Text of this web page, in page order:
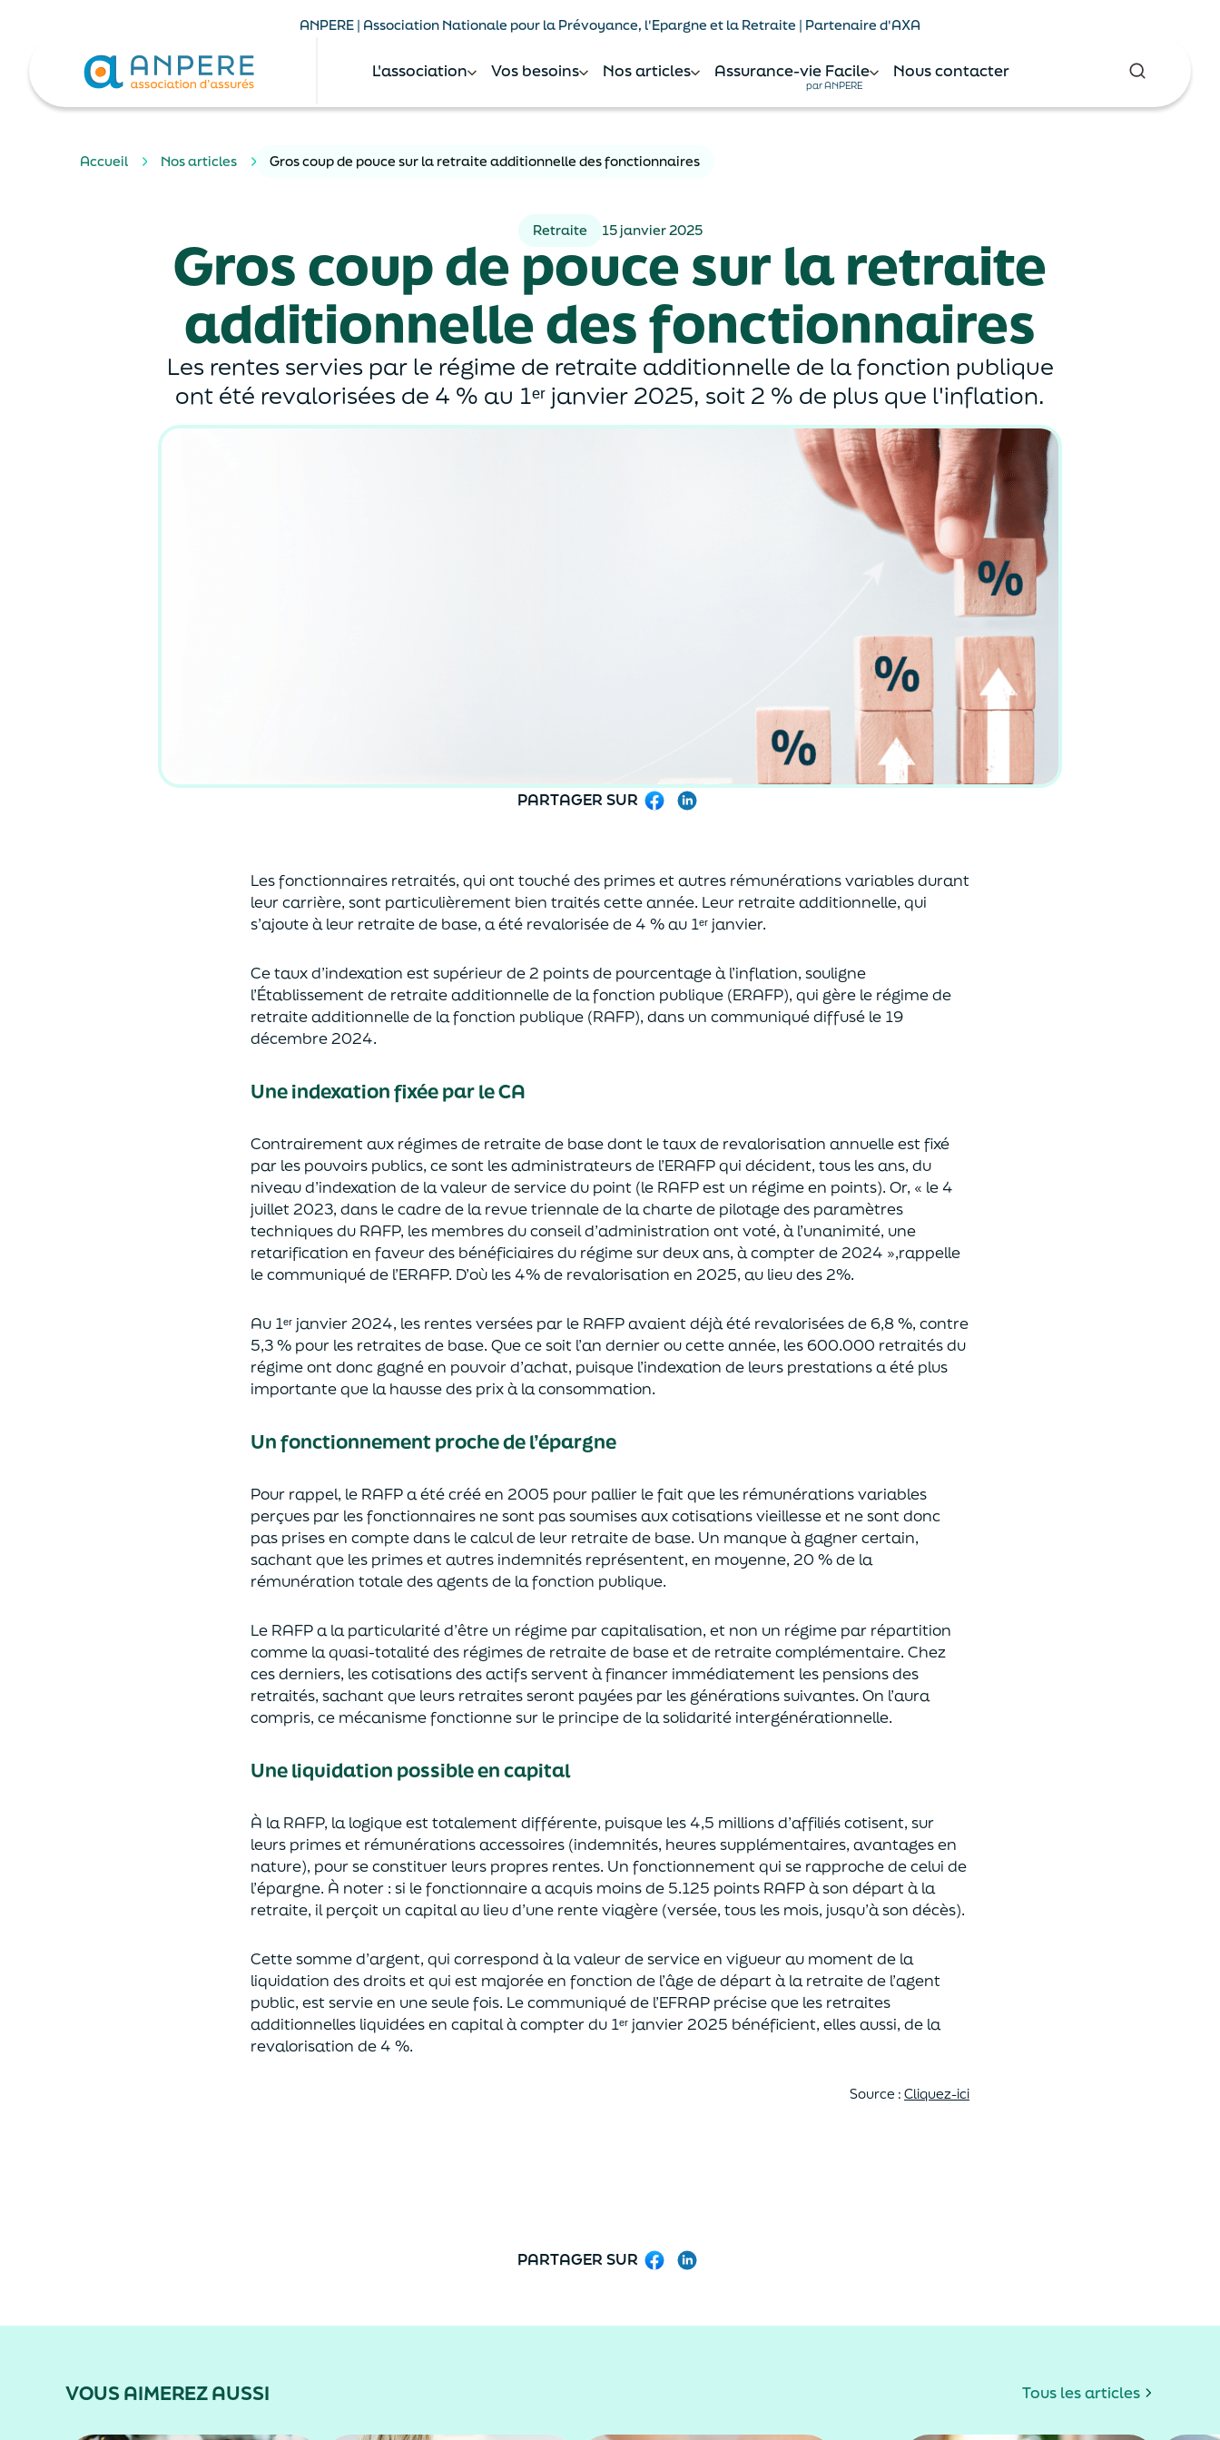
ANPERE | Association Nationale pour la Prévoyance, l'Epargne et la Retraite | Partenaire d'AXA
L'association Vos besoins Nos articles Assurance-vie Facile
par ANPERE
Nous contacter
Accueil Nos articles Gros coup de pouce sur la retraite additionnelle des fonctionnaires
Retraite 15 janvier 2025
Gros coup de pouce sur la retraite
additionnelle des fonctionnaires
Les rentes servies par le régime de retraite additionnelle de la fonction publique
ont été revalorisées de 4 % au 1ᵉʳ janvier 2025, soit 2 % de plus que l'inflation.
PARTAGER SUR Facebook
Les fonctionnaires retraités, qui ont touché des primes et autres rémunérations variables durant
leur carrière, sont particulièrement bien traités cette année. Leur retraite additionnelle, qui
s’ajoute à leur retraite de base, a été revalorisée de 4 % au 1ᵉʳ janvier.
Ce taux d’indexation est supérieur de 2 points de pourcentage à l’inflation, souligne
l’Établissement de retraite additionnelle de la fonction publique (ERAFP), qui gère le régime de
retraite additionnelle de la fonction publique (RAFP), dans un communiqué diffusé le 19
décembre 2024.
Une indexation fixée par le CA
Contrairement aux régimes de retraite de base dont le taux de revalorisation annuelle est fixé
par les pouvoirs publics, ce sont les administrateurs de l’ERAFPqui décident, tous les ans, du
niveau d’indexation de la valeur de service du point (le RAFP est un régime en points). Or, « le 4
juillet 2023, dans le cadre de la revue triennale de la charte de pilotage des paramètres
techniques du RAFP, les membres du conseil d’administration ont voté, à l’unanimité, une
retarification en faveur des bénéficiaires du régime sur deux ans, à compter de 2024 »,rappelle
le communiqué de l’ERAFP. D’où les 4% de revalorisation en 2025, au lieu des 2%.
Au 1ᵉʳ janvier 2024, les rentes versées par le RAFP avaient déjà été revalorisées de 6,8 %, contre
5,3 % pour les retraites de base. Que ce soit l’an dernier ou cette année, les 600.000 retraités du
régime ont donc gagné en pouvoir d’achat, puisque l’indexation de leurs prestations a été plus
importante que la hausse des prix à la consommation.
Un fonctionnement proche de l’épargne
Pour rappel, le RAFP a été créé en 2005 pour pallier le faitque les rémunérations variables
perçues par les fonctionnaires ne sont pas soumises aux cotisations vieillesse et ne sont donc
pas prises en compte dans le calcul de leur retraite de base. Un manque à gagner certain,
sachant que les primes et autres indemnités représentent, en moyenne, 20 % de la
rémunération totale des agents de la fonction publique.
Le RAFP a la particularité d’être un régime par capitalisation, et non un régime par répartition
comme la quasi-totalité des régimes de retraite de base et de retraite complémentaire. Chez
ces derniers, les cotisations des actifs servent à financer immédiatement les pensions des
retraités, sachant que leurs retraites seront payées par les générations suivantes. On l’aura
compris, ce mécanisme fonctionne sur le principe de la solidarité intergénérationnelle.
Une liquidation possible en capital
À la RAFP, la logique est totalement différente, puisque les 4,5 millions d’affiliés cotisent, sur
leurs primes et rémunérations accessoires (indemnités, heures supplémentaires, avantages en
nature), pour se constituer leurs propres rentes. Un fonctionnement qui se rapproche de celui de
l’épargne. À noter : si le fonctionnaire a acquis moins de 5.125 points RAFP à son départ à la
retraite, il perçoit un capital au lieu d’une rente viagère (versée, tous les mois, jusqu’à son décès).
Cette somme d’argent, qui correspond à la valeur de service en vigueur au moment de la
liquidation des droits et qui est majorée en fonction de l’âge de départ à la retraite de l’agent
public, est servie en une seule fois. Le communiqué de l’EFRAP précise que les retraites
additionnelles liquidées en capital à compter du 1ᵉʳ janvier 2025 bénéficient, elles aussi, de la
revalorisation de 4 %.
Source : Cliquez-ici
PARTAGER SUR Facebook
VOUS AIMEREZ AUSSI Tous les articles